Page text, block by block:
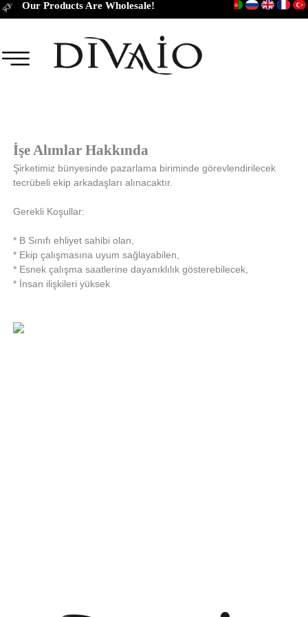
İşe Alımlar Hakkında
Şirketimiz bünyesinde pazarlama biriminde görevlendirilecek
tecrübeli ekip arkadaşları alınacaktır.
Gerekli Koşullar:
* B Sınıfı ehliyet sahibi olan,
* Ekip çalışmasına uyum sağlayabilen,
* Esnek çalışma saatlerine dayanıklılık gösterebilecek,
* İnsan ilişkileri yüksek
Our Products Are Wholesale!